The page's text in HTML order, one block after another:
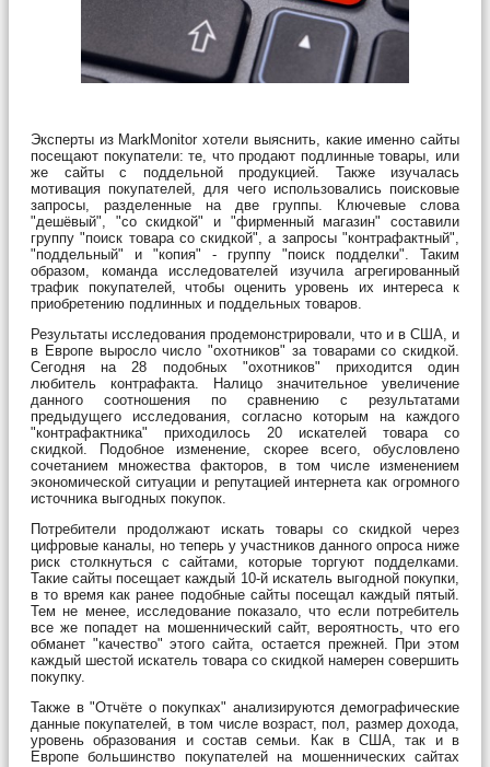
Эксперты из MarkMonitor хотели выяснить, какие именно сайты
посещают покупатели: те, что продают подлинные товары, или
же сайты с поддельной продукцией. Также изучалась
мотивация покупателей, для чего использовались поисковые
запросы, разделенные на две группы. Ключевые слова
"дешёвый", "со скидкой" и "фирменный магазин" составили
группу "поиск товара со скидкой", а запросы "контрафактный",
"поддельный" и "копия" - группу "поиск подделки". Таким
образом, команда исследователей изучила агрегированный
трафик покупателей, чтобы оценить уровень их интереса к
приобретению подлинных и поддельных товаров.
Результаты исследования продемонстрировали, что и в США, и
в Европе выросло число "охотников" за товарами со скидкой.
Сегодня на 28 подобных "охотников" приходится один
любитель контрафакта. Налицо значительное увеличение
данного соотношения по сравнению с результатами
предыдущего исследования, согласно которым на каждого
"контрафактника" приходилось 20 искателей товара со
скидкой. Подобное изменение, скорее всего, обусловлено
сочетанием множества факторов, в том числе изменением
экономической ситуации и репутацией интернета как огромного
источника выгодных покупок.
Потребители продолжают искать товары со скидкой через
цифровые каналы, но теперь у участников данного опроса ниже
риск столкнуться с сайтами, которые торгуют подделками.
Такие сайты посещает каждый 10-й искатель выгодной покупки,
в то время как ранее подобные сайты посещал каждый пятый.
Тем не менее, исследование показало, что если потребитель
все же попадет на мошеннический сайт, вероятность, что его
обманет "качество" этого сайта, остается прежней. При этом
каждый шестой искатель товара со скидкой намерен совершить
покупку.
Также в "Отчёте о покупках" анализируются демографические
данные покупателей, в том числе возраст, пол, размер дохода,
уровень образования и состав семьи. Как в США, так и в
Европе большинство покупателей на мошеннических сайтах